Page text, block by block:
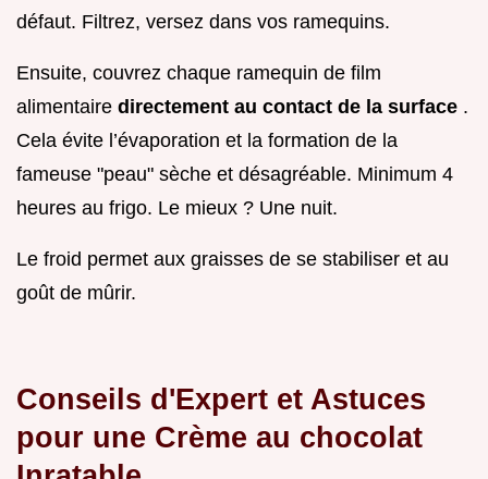
défaut. Filtrez, versez dans vos ramequins.
Ensuite, couvrez chaque ramequin de film
alimentaire directement au contact de la surface .
Cela évite l’évaporation et la formation de la
fameuse "peau" sèche et désagréable. Minimum 4
heures au frigo. Le mieux ? Une nuit.
Le froid permet aux graisses de se stabiliser et au
goût de mûrir.
Conseils d'Expert et Astuces
pour une Crème au chocolat